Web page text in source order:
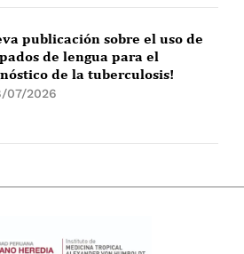
publicación sobre el uso de
de lengua para el
de la tuberculosis!
07/2026